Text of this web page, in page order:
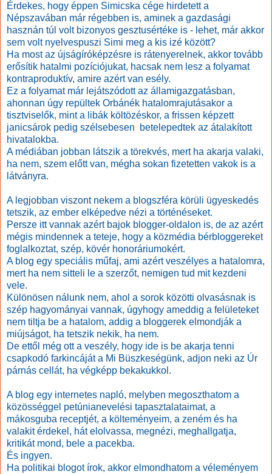
Érdekes, hogy éppen Simicska cége hirdetett a
Népszavában már régebben is, aminek a gazdasági
hasznán túl volt bizonyos gesztusértéke is - lehet, már akkor
sem volt nyelvespuszi Simi meg a kis izé között?
Ha most az újságíróképzésre is rátenyerelnek, akkor tovább
erősítik hatalmi pozíciójukat, hacsak nem lesz a folyamat
kontraproduktív, amire azért van esély.
Ez a folyamat már lejátszódott az államigazgatásban,
ahonnan úgy repültek Orbánék hatalomrajutásakor a
tisztviselők, mint a libák költözéskor, a frissen képzett
janicsárok pedig szélsebesen
betelepedtek az átalakított
hivatalokba.
A médiában jobban látszik a törekvés, mert ha akarja valaki,
ha nem, szem előtt van, mégha sokan fizetetten vakok is a
látványra.
A legjobban viszont nekem a blogszféra körüli ügyeskedés
tetszik, az ember elképedve nézi a történéseket.
Persze itt vannak azért bajok blogger-oldalon is, de az azért
mégis mindennek a teteje, hogy a közmédia bérbloggereket
foglalkoztat, szép, kövér honoráriumokért.
A blog egy speciális műfaj, ami azért veszélyes a hatalomra,
mert ha nem sitteli le a szerzőt, nemigen tud mit kezdeni
vele.
Különösen nálunk nem, ahol a sorok közötti olvasásnak is
szép hagyományai vannak, úgyhogy ameddig a felületeket
nem tiltja be a hatalom, addig a bloggerek elmondják a
miújságot, ha tetszik nekik, ha nem.
De ettől még ott a veszély, hogy ide is be akarja tenni
csapkodó farkincáját a Mi Büszkeségünk, adjon neki az Úr
párnás cellát, ha végképp bekakukkol.
A blog egy internetes napló, melyben megoszthatom a
közösséggel petúnianevelési tapasztalataimat, a
mákosguba receptjét, a költeményeim, a zeném és ha
valakit érdekel, hát elolvassa, megnézi, meghallgatja,
kritikát mond, bele a pacekba.
És ingyen.
Ha politikai blogot írok, akkor elmondhatom a véleményem